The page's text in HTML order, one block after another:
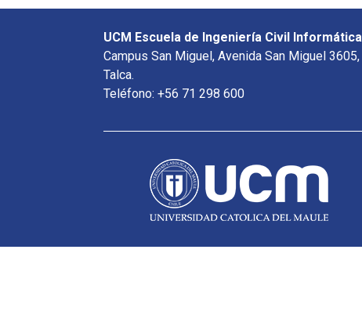
UCM Escuela de Ingeniería Civil Informática
Campus San Miguel, Avenida San Miguel 3605,
Talca.
Teléfono: +56 71 298 600